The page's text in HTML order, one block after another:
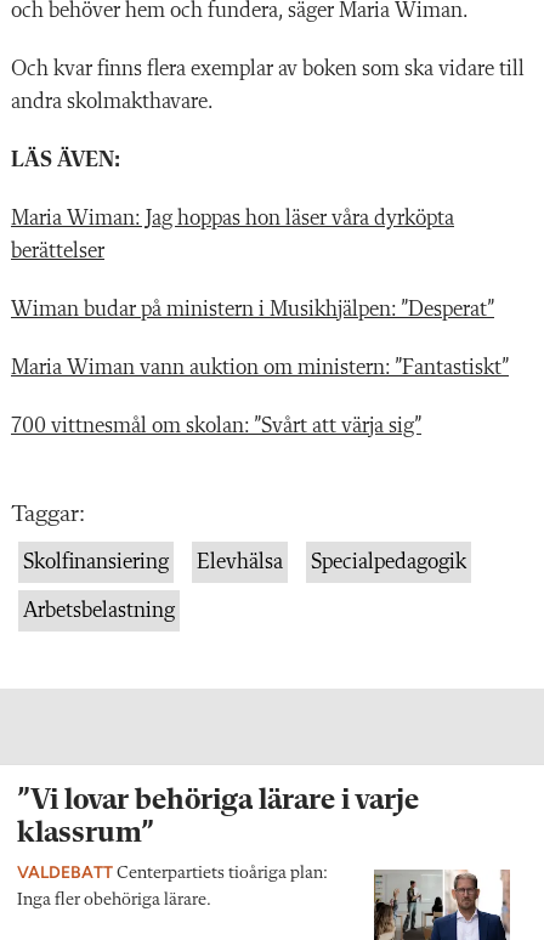
och behöver hem och fundera, säger Maria Wiman.
Och kvar finns flera exemplar av boken som ska vidare till
andra skolmakthavare.
LÄS ÄVEN:
Maria Wiman: Jag hoppas hon läser våra dyrköpta
berättelser
Wiman budar på ministern i Musikhjälpen: ”Desperat”
Maria Wiman vann auktion om ministern: ”Fantastiskt”
700 vittnesmål om skolan: ”Svårt att värja sig”
Taggar:
Skolfinansiering Elevhälsa Specialpedagogik
Arbetsbelastning
”Vi lovar behöriga lärare i varje
klassrum”
VALDEBATT Centerpartiets tioåriga plan:
Inga fler obehöriga lärare.